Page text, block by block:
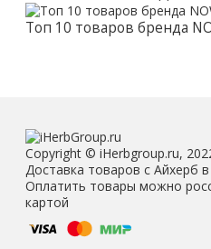
Топ 10 товаров бренда
Copyright © iHerbgroup.ru,
Доставка товаров с Айхерб
Оплатить товары можно
картой